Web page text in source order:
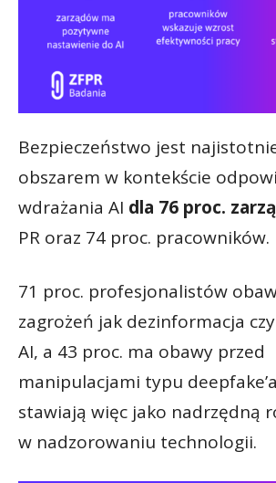
Bezpieczeństwo jest
obszarem w kontekście
wdrażania AI dla 76 proc.
PR oraz 74 proc. pracowników.
71 proc. profesjonalistów
zagrożeń jak dezinformacja
AI, a 43 proc. ma obawy przed
manipulacjami typu
stawiają więc jako nadrzędną
w nadzorowaniu technologii.